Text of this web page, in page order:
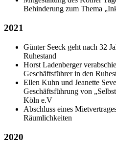
Behinderung zum Thema
2021
Günter Seeck geht nach 32
Ruhestand
Horst Ladenberger
Geschäftsführer in den
Ellen Kuhn und Jeanette
Geschäftsführung von
Köln e.V
Abschluss eines
Räumlichkeiten
2020